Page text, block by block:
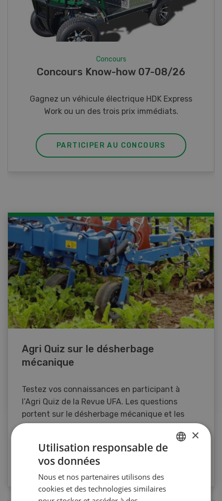
Photo mystère 07-08/26
Gagnez l’un des cinq couteaux de poche LANDI
PARTICIPER AU CONCOURS
Agri Quiz sur le désherbage
mécanique
Testez vos connaissances en participant à
l’Agri Quiz de la Revue UFA. Les questions
portent sur le désherbage mécanique et les
machines spécifiques.
VERS LE QUIZ
×
Utilisation responsable de
vos données
Nous et nos partenaires utilisons des
cookies et des technologies similaires